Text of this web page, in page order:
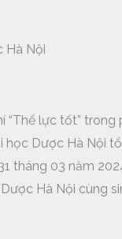
Hà Nội
“Thể lực tốt” trong
học Dược Hà Nội
tháng 03 năm
Hà Nội cùng